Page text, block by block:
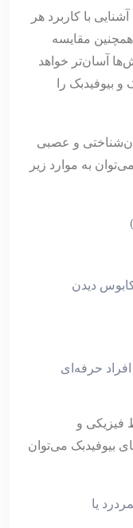
با کاربرد هر
مقایسه
آسان‌تر خواهد
بیوفیدبک را
و عصبی
به موارد زیر
کابوس دیدن
حرفه‌ای
فیزیکی و
بیوفیدبک می‌توان
یا